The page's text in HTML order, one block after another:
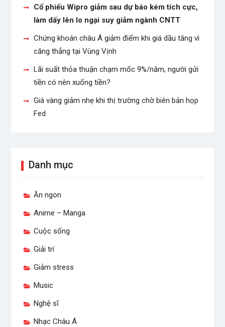
Cổ phiếu Wipro giảm sau dự báo kém tích cực,
làm dấy lên lo ngại suy giảm ngành CNTT
Chứng khoán châu Á giảm điểm khi giá dầu tăng vì
căng thẳng tại Vùng Vịnh
Lãi suất thỏa thuận chạm mốc 9%/năm, người gửi
tiền có nên xuống tiền?
Giá vàng giảm nhẹ khi thị trường chờ biên bản họp
Fed
Danh mục
Ăn ngon
Anime – Manga
Cuộc sống
Giải trí
Giảm stress
Music
Nghệ sĩ
Nhạc Châu Á